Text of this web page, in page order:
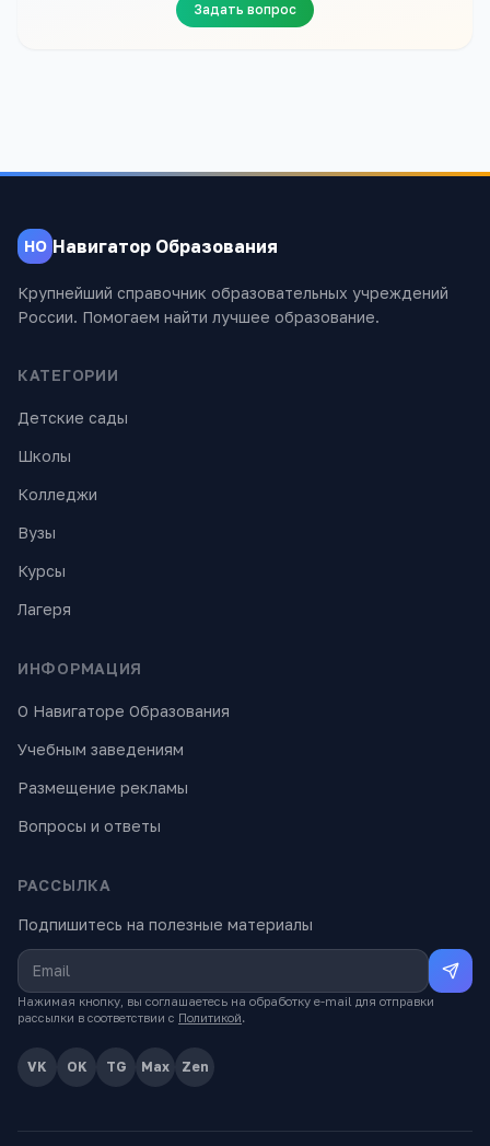
Задать вопрос
НО Навигатор Образования
Крупнейший справочник образовательных учреждений
России. Помогаем найти лучшее образование.
КАТЕГОРИИ
Детские сады
Школы
Колледжи
Вузы
Курсы
Лагеря
ИНФОРМАЦИЯ
О Навигаторе Образования
Учебным заведениям
Размещение рекламы
Вопросы и ответы
РАССЫЛКА
Подпишитесь на полезные материалы
Нажимая кнопку, вы соглашаетесь на обработку e-mail для отправки
рассылки в соответствии с Политикой.
VK OK TG Max Zen